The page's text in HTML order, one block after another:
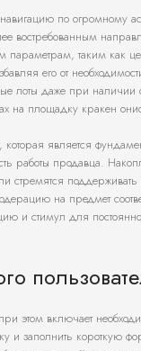
по
востребованным
параметрам, таким как
его от
даже при наличии
на площадку кракен
которая является
работы продавца.
стремятся
на предмет
и стимул для
этом включает
и заполнить